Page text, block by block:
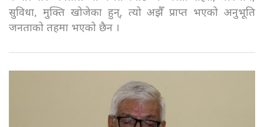
सुविधा, मुक्ति खोजेका हुन्, त्यो अझैँ प्राप्त भएको अनुभूति
जनताको तहमा भएको छैन ।